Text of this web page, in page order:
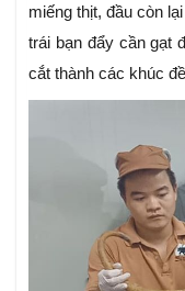
miếng thịt, đầu còn
trái bạn đẩy cần gạt
cắt thành các khúc